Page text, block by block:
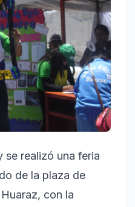
se realizó una feria
de la plaza de
con la